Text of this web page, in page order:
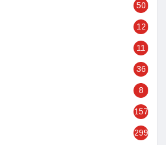
50
12
11
36
8
157
299